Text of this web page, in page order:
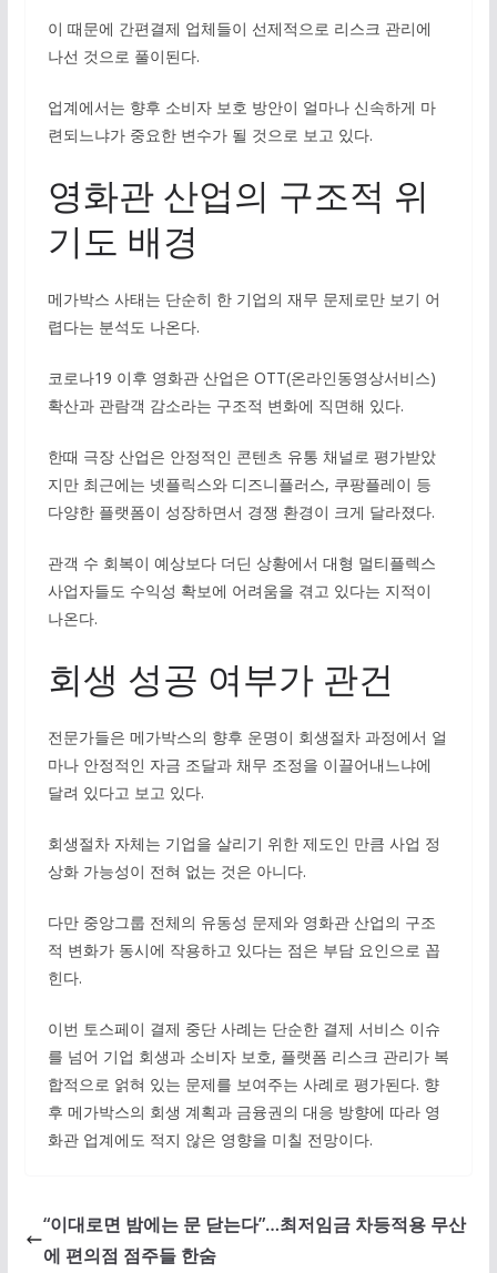
이 때문에 간편결제 업체들이 선제적으로 리스크 관리에
나선 것으로 풀이된다.
업계에서는 향후 소비자 보호 방안이 얼마나 신속하게 마
련되느냐가 중요한 변수가 될 것으로 보고 있다.
영화관 산업의 구조적 위
기도 배경
메가박스 사태는 단순히 한 기업의 재무 문제로만 보기 어
렵다는 분석도 나온다.
코로나19 이후 영화관 산업은 OTT(온라인동영상서비스)
확산과 관람객 감소라는 구조적 변화에 직면해 있다.
한때 극장 산업은 안정적인 콘텐츠 유통 채널로 평가받았
지만 최근에는 넷플릭스와 디즈니플러스, 쿠팡플레이 등
다양한 플랫폼이 성장하면서 경쟁 환경이 크게 달라졌다.
관객 수 회복이 예상보다 더딘 상황에서 대형 멀티플렉스
사업자들도 수익성 확보에 어려움을 겪고 있다는 지적이
나온다.
회생 성공 여부가 관건
전문가들은 메가박스의 향후 운명이 회생절차 과정에서 얼
마나 안정적인 자금 조달과 채무 조정을 이끌어내느냐에
달려 있다고 보고 있다.
회생절차 자체는 기업을 살리기 위한 제도인 만큼 사업 정
상화 가능성이 전혀 없는 것은 아니다.
다만 중앙그룹 전체의 유동성 문제와 영화관 산업의 구조
적 변화가 동시에 작용하고 있다는 점은 부담 요인으로 꼽
힌다.
이번 토스페이 결제 중단 사례는 단순한 결제 서비스 이슈
를 넘어 기업 회생과 소비자 보호, 플랫폼 리스크 관리가 복
합적으로 얽혀 있는 문제를 보여주는 사례로 평가된다. 향
후 메가박스의 회생 계획과 금융권의 대응 방향에 따라 영
화관 업계에도 적지 않은 영향을 미칠 전망이다.
“이대로면 밤에는 문 닫는다”…최저임금 차등적용 무산
에 편의점 점주들 한숨